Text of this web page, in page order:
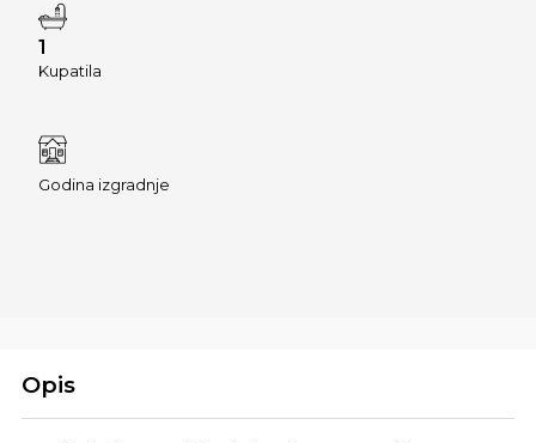
1
Kupatila
Godina izgradnje
Opis